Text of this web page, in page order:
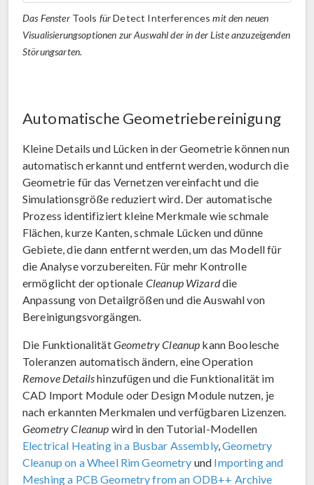
Das Fenster Tools fürDetect Interferences mit den neuen
Visualisierungsoptionen zur Auswahl der in der Liste anzuzeigenden
Störungsarten.
Automatische Geometriebereinigung
Kleine Details und Lücken in der Geometrie können nun
automatisch erkannt und entfernt werden, wodurch die
Geometrie für das Vernetzen vereinfacht und die
Simulationsgröße reduziert wird. Der automatische
Prozess identifiziert kleine Merkmale wie schmale
Flächen, kurze Kanten, schmale Lücken und dünne
Gebiete, die dann entfernt werden, um das Modell für
die Analyse vorzubereiten. Für mehr Kontrolle
ermöglicht der optionale Cleanup Wizarddie
Anpassung von Detailgrößen und die Auswahl von
Bereinigungsvorgängen.
Die FunktionalitätGeometry Cleanup kann Boolesche
Toleranzen automatisch ändern, eine Operation
Remove Detailshinzufügen und die Funktionalität im
CAD Import Module oder Design Module nutzen, je
nach erkannten Merkmalen und verfügbaren Lizenzen.
Geometry Cleanup wird in den Tutorial-Modellen
Electrical Heating in a Busbar Assembly,Geometry
Cleanup on a Wheel Rim Geometry und Importing and
Meshing a PCB Geometry from an ODB++ Archive